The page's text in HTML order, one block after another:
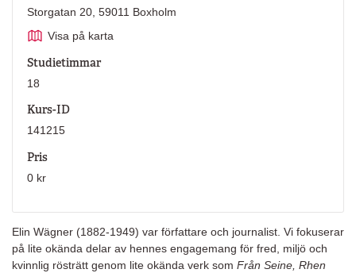
Elin Wägner (1882-1949) var författare och journalist. Vi fokuserar
på lite okända delar av hennes engagemang för fred, miljö och
kvinnlig rösträtt genom lite okända verk som Från Seine, Rhen
Storgatan 20, 59011 Boxholm
Visa på karta
Studietimmar
18
Kurs-ID
141215
Pris
0 kr